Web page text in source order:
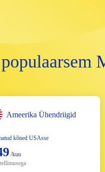
Ameerika Ühendriigid
kõned USAsse
/kuu